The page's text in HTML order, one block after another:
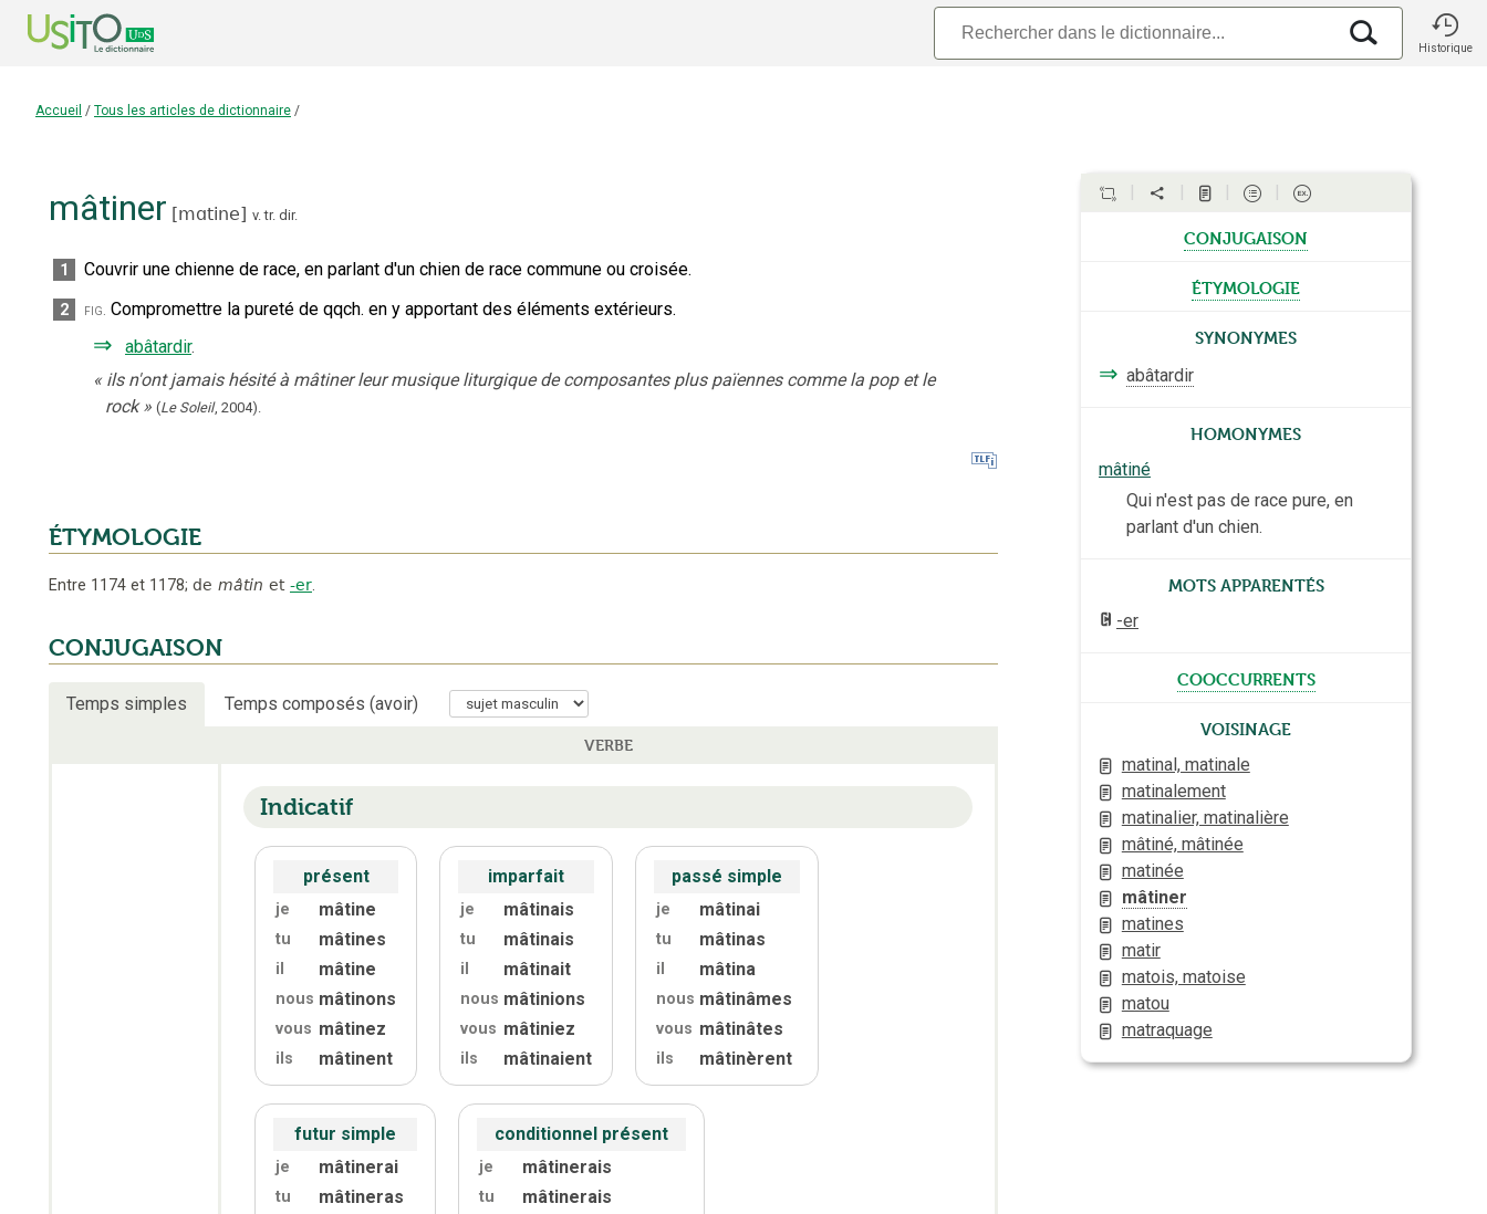
Historique
Accueil / Tous les articles de dictionnaire /
mâtiner [mɑtine] v. tr. dir.
1 Couvrir une chienne de race, en parlant d'un chien de race commune ou croisée.
2 fig. Compromettre la pureté de qqch. en y apportant des éléments extérieurs.
⇒ abâtardir.
« ils n'ont jamais hésité à mâtiner leur musique liturgique de composantes plus païennes comme la pop et le
rock » (Le Soleil, 2004).
ÉTYMOLOGIE
Entre 1174 et 1178; de mâtin et -er.
CONJUGAISON
Temps simples Temps composés (avoir)
VERBE
Indicatif
présent
je mâtine
tu mâtines
il mâtine
nous mâtinons
vous mâtinez
ils mâtinent
imparfait
je mâtinais
tu mâtinais
il mâtinait
nous mâtinions
vous mâtiniez
ils mâtinaient
passé simple
je mâtinai
tu mâtinas
il mâtina
nous mâtinâmes
vous mâtinâtes
ils mâtinèrent
futur simple
je mâtinerai
tu mâtineras
conditionnel présent
je mâtinerais
tu mâtinerais
conjugaison
étymologie
Synonymes
⇒ abâtardir
Homonymes
mâtiné
Qui n'est pas de race pure, en
parlant d'un chien.
Mots apparentés
-er
cooccurrents
Voisinage
matinal, matinale
matinalement
matinalier, matinalière
mâtiné, mâtinée
matinée
mâtiner
matines
matir
matois, matoise
matou
matraquage